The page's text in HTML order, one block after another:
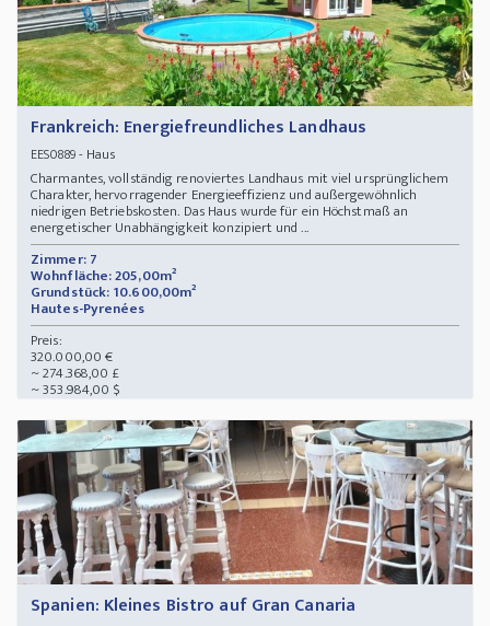
Frankreich: Energiefreundliches Landhaus
EES0889- Haus
Charmantes, vollständig renoviertes Landhaus mit viel ursprünglichem
Charakter, hervorragender Energieeffizienz und außergewöhnlich
niedrigen Betriebskosten. Das Haus wurde für ein Höchstmaß an
energetischer Unabhängigkeit konzipiert und ...
Zimmer: 7
Wohnfläche: 205,00m²
Grundstück: 10.600,00m²
Hautes-Pyrenées
Preis:
320.000,00 €
~ 274.368,00 £
~ 353.984,00 $
Spanien: Kleines Bistro auf Gran Canaria